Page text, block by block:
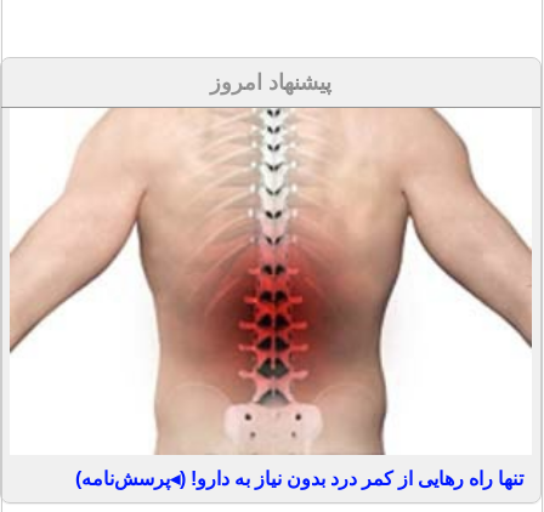
پیشنهاد امروز
تنها راه رهایی از کمر درد بدون نیاز به دارو! (◂پرسش‌نامه)